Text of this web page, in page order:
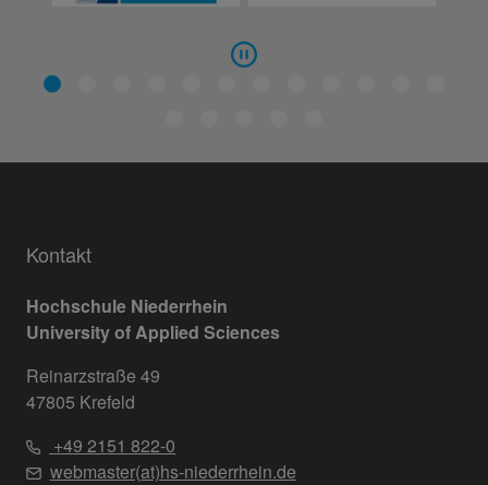
Kontakt
Hochschule Niederrhein
University of Applied Sciences
Reinarzstraße 49
47805 Krefeld
+49 2151 822-0
webmaster(at)hs-niederrhein.de